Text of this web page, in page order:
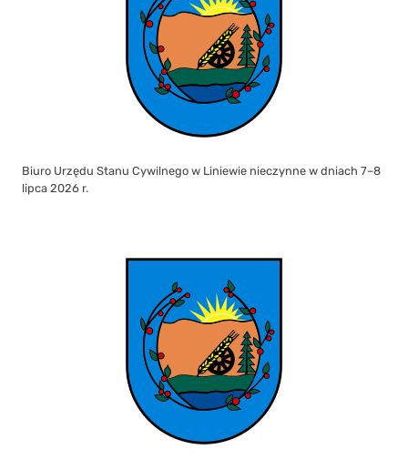
Biuro Urzędu Stanu Cywilnego w Liniewie nieczynne w dniach 7–8
lipca 2026 r.